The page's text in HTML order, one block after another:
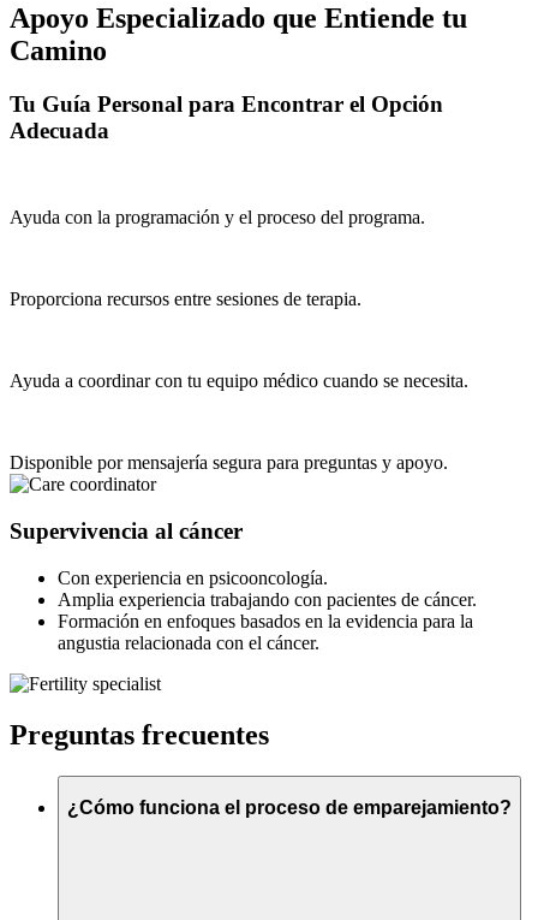
Apoyo Especializado que Entiende tu
Camino
Tu Guía Personal para Encontrar el Opción
Adecuada
Ayuda con la programación y el proceso del programa.
Proporciona recursos entre sesiones de terapia.
Ayuda a coordinar con tu equipo médico cuando se necesita.
Disponible por mensajería segura para preguntas y apoyo.
Supervivencia al cáncer
Con experiencia en psicooncología.
Amplia experiencia trabajando con pacientes de cáncer.
Formación en enfoques basados en la evidencia para la
angustia relacionada con el cáncer.
Preguntas frecuentes
¿Cómo funciona el proceso de emparejamiento?